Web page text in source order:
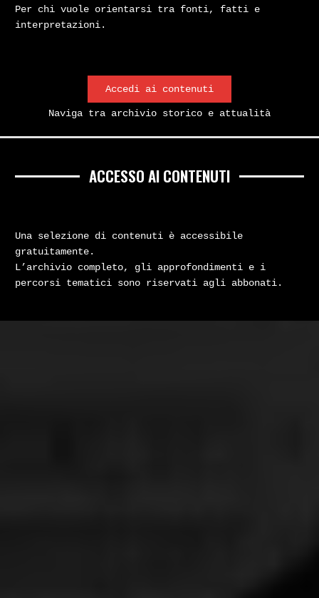
Per chi vuole orientarsi tra fonti, fatti e
interpretazioni.
Accedi ai contenuti
Naviga tra archivio storico e attualità
ACCESSO AI CONTENUTI
Una selezione di contenuti è accessibile
gratuitamente.
L’archivio completo, gli approfondimenti e i
percorsi tematici sono riservati agli abbonati.